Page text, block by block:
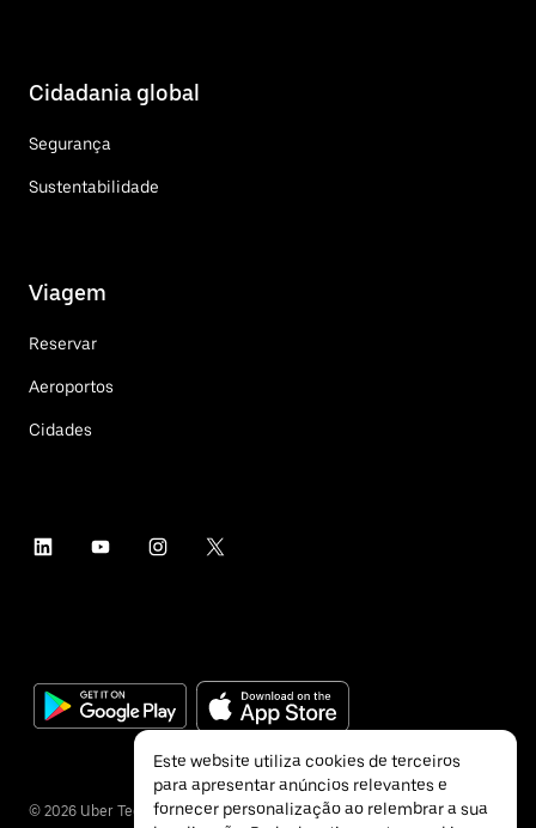
Cidadania global
Segurança
Sustentabilidade
Viagem
Reservar
Aeroportos
Cidades
© 2026 Uber Technologies Inc.
Este website utiliza cookies de terceiros
para apresentar anúncios relevantes e
fornecer personalização ao relembrar a sua